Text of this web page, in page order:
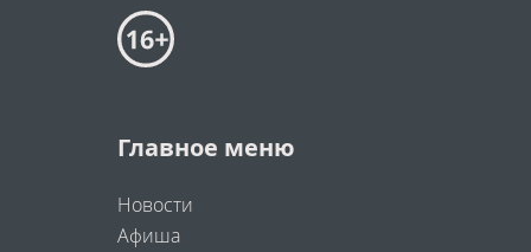
Главное меню
Новости
Афиша